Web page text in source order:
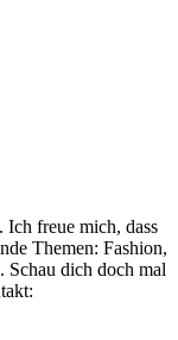
freue mich, dass
Themen: Fashion,
Schau dich doch mal